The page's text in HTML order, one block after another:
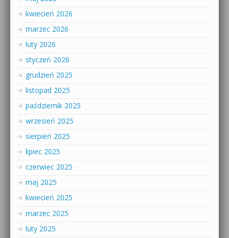
kwiecień 2026
marzec 2026
luty 2026
styczeń 2026
grudzień 2025
listopad 2025
październik 2025
wrzesień 2025
sierpień 2025
lipiec 2025
czerwiec 2025
maj 2025
kwiecień 2025
marzec 2025
luty 2025